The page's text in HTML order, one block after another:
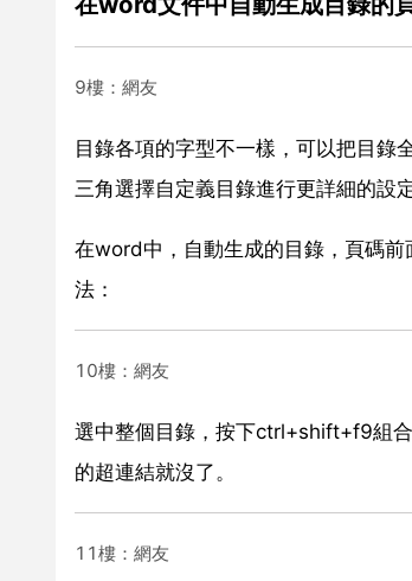
9樓：網友
目錄各項的字型不一樣，可以把目錄
三角選擇自定義目錄進行更詳細的設定
在word中，自動生成的目錄，頁碼
法：
10樓：網友
選中整個目錄，按下ctrl+shift+f9組
的超連結就沒了。
11樓：網友